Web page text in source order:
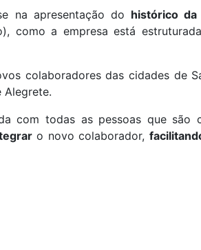
na apresentação do histórico da
como a empresa está
colaboradores das cidades de
Alegrete.
com todas as pessoas que são
o novo colaborador,